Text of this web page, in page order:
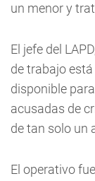
un menor y
El jefe del
de trabajo
disponible
acusadas de
de tan solo un
El operativo